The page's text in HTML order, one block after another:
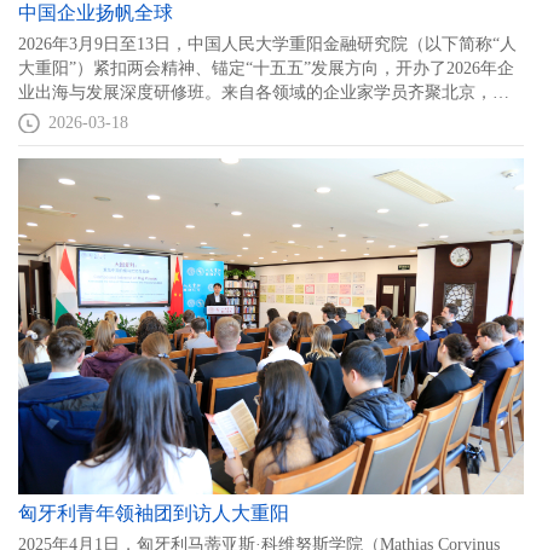
中国企业扬帆全球
2026年3月9日至13日，中国人民大学重阳金融研究院（以下简称“人
大重阳”）紧扣两会精神、锚定“十五五”发展方向，开办了2026年企
业出海与发展深度研修班。来自各领域的企业家学员齐聚北京，通
过理论授课、标杆参访、高端研讨、资源对接等多形式沉浸式学
局、全球化运营的深度探索。
2026-03-18
匈牙利青年领袖团到访人大重阳
2025年4月1日，匈牙利马蒂亚斯·科维努斯学院（Mathias Corvinus